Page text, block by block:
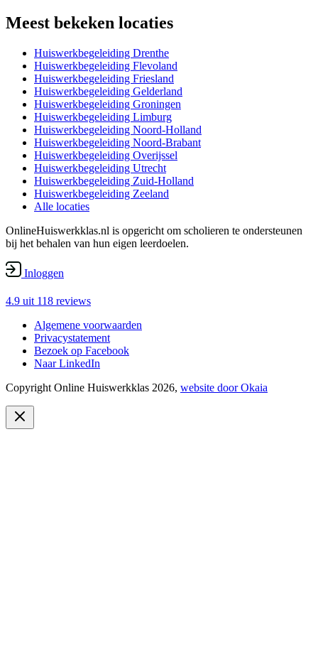
Meest bekeken locaties
Huiswerkbegeleiding Drenthe
Huiswerkbegeleiding Flevoland
Huiswerkbegeleiding Friesland
Huiswerkbegeleiding Gelderland
Huiswerkbegeleiding Groningen
Huiswerkbegeleiding Limburg
Huiswerkbegeleiding Noord-Holland
Huiswerkbegeleiding Noord-Brabant
Huiswerkbegeleiding Overijssel
Huiswerkbegeleiding Utrecht
Huiswerkbegeleiding Zuid-Holland
Huiswerkbegeleiding Zeeland
Alle locaties
OnlineHuiswerkklas.nl is opgericht om scholieren te ondersteunen
bij het behalen van hun eigen leerdoelen.
Inloggen
4.9 uit 118 reviews
Algemene voorwaarden
Privacystatement
Bezoek op Facebook
Naar LinkedIn
Copyright Online Huiswerkklas 2026, website door Okaia